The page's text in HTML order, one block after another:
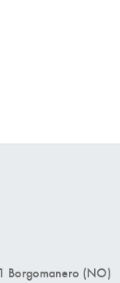
Borgomanero (NO)